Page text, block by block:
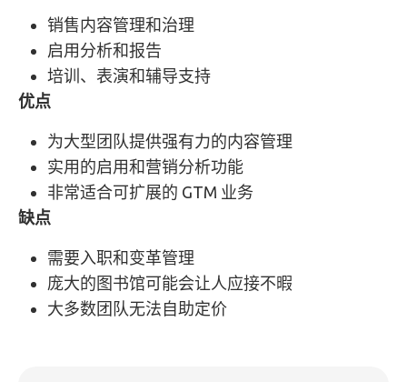
销售内容管理和治理
启用分析和报告
培训、表演和辅导支持
优点
为大型团队提供强有力的内容管理
实用的启用和营销分析功能
非常适合可扩展的 GTM 业务
缺点
需要入职和变革管理
庞大的图书馆可能会让人应接不暇
大多数团队无法自助定价